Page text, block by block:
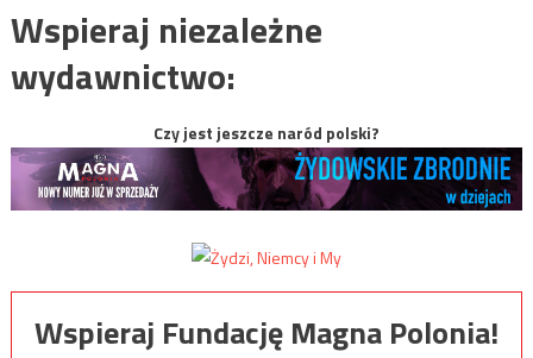
Wspieraj niezależne
wydawnictwo:
Czy jest jeszcze naród polski?
Wspieraj Fundację Magna Polonia!